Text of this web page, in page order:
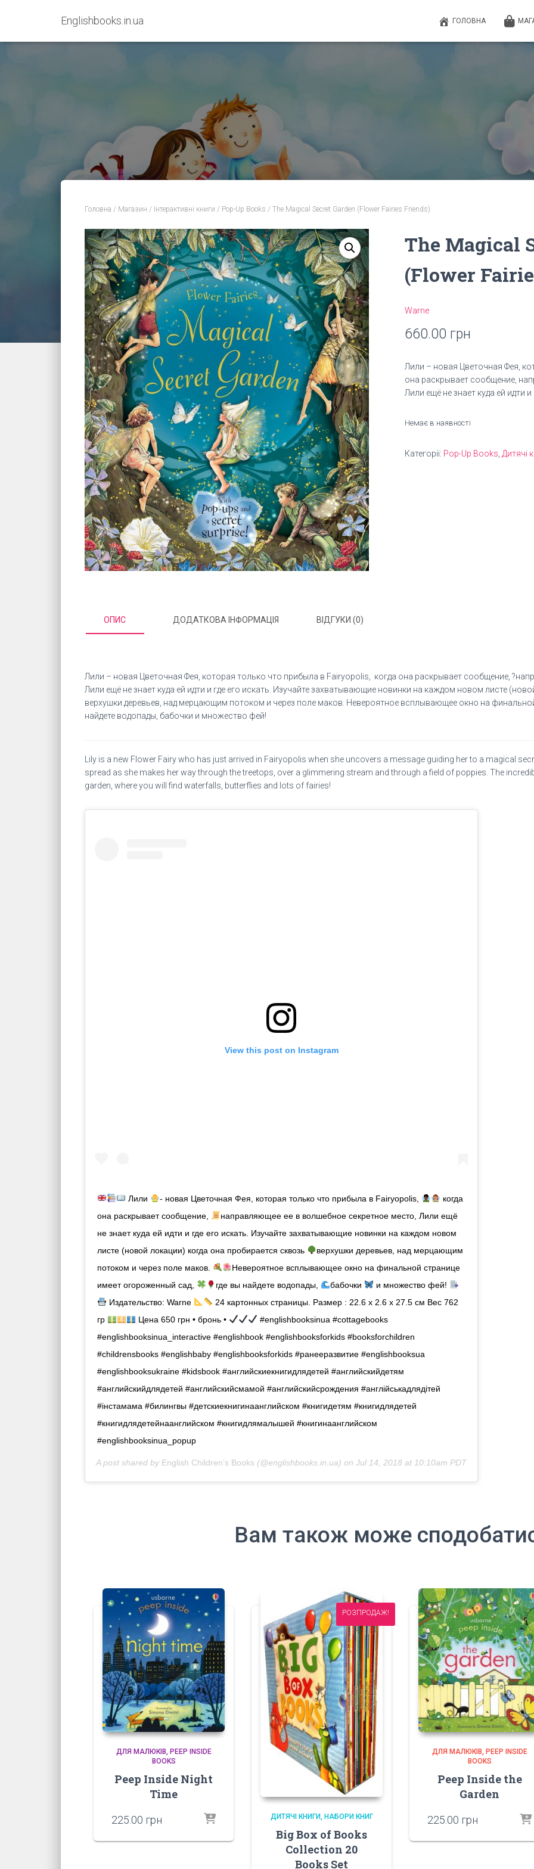
Englishbooks.in.ua ГОЛОВНА
Головна / Магазин / Інтерактивні книги / Pop-Up Books / The Magical Secret Garden (Flower Fairies Friends)
The Magical
(Flower
Warne
660.00 грн
Лили – новая Цветочная Фея,
она раскрывает сообщение,
Лили ещё не знает куда ей идти и
Немає в наявності
Категорії: Pop-Up Books Дитячі
ОПИС ДОДАТКОВА ІНФОРМАЦІЯ ВІДГУКИ (0)
Лили – новая Цветочная Фея, которая только что прибыла в Fairyopolis, когда она раскрывает сообщение,
Лили ещё не знает куда ей идти и где его искать. Изучайте захватывающие новинки на каждом новом листе
верхушки деревьев, над мерцающим потоком и через поле маков. Невероятное всплывающее окно на
найдете водопады, бабочки и множество фей!
Lily is a new Flower Fairy who has just arrived in Fairyopolis when she uncovers a message guiding her to a magical
spread as she makes her way through the treetops, over a glimmering stream and through a field of poppies. The
garden, where you will find waterfalls, butterflies and lots of fairies!
View this post on Instagram
Лили - новая Цветочная Фея, которая только что прибыла в Fairyopolis,
когда
она раскрывает сообщение,
направляющее ее в волшебное секретное место, Лили ещё
не знает куда ей идти и где его искать. Изучайте захватывающие новинки на каждом новом
листе (новой локации) когда она пробирается сквозь
верхушки деревьев, над мерцающим
потоком и через поле маков.
Невероятное всплывающее окно на финальной странице
имеет огороженный сад,
где вы найдете водопады, бабочки
и множество фей!
Издательство: Warne
24 картонных страницы. Размер : 22.6 x 2.6 x 27.5 см Вес 762
гр
Цена 650 грн • бронь •
#englishbooksinua #cottagebooks
#englishbooksinua_interactive #englishbook #englishbooksforkids #booksforchildren
#childrensbooks #englishbaby #englishbooksforkids #ранееразвитие #englishbooksua
#englishbooksukraine #kidsbook #английскиекнигидлядетей #английскийдетям
#английскийдлядетей #английскийсмамой #английскийсрождения #англійськадлядітей
#iнстамама #билингвы #детскиекнигинаанглийском #книгидетям #книгидлядетей
#книгидлядетейнаанглийском #книгидлямалышей #книгинаанглийском
#englishbooksinua_popup
A post shared by English Children’s Books (@englishbooks.in.ua) on Jul 14, 2018 at 10:10am PDT
Вам також може
ДЛЯ МАЛЮКІВ PEEP INSIDE
BOOKS
Peep Inside Night
Time
225.00 грн
РОЗПРОДАЖ!
ДИТЯЧІ КНИГИ НАБОРИ КНИГ
Big Box of Books
Collection 20
Books Set
ДЛЯ МАЛЮКІВ
PEEP INSIDE
BOOKS
Peep Inside the
Garden
225.00 грн